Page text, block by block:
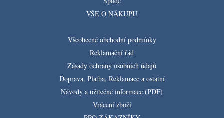
VŠE O NÁKUPU
Všeobecné obchodní podmínky
Reklamační řád
Zásady ochrany osobních údajů
Doprava, Platba, Reklamace a ostatní
Návody a užitečné informace (PDF)
Vrácení zboží